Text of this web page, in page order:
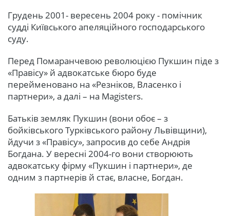
Грудень 2001- вересень 2004 року - помічник
судді Київського апеляційного господарського
суду.
Перед Помаранчевою революцією Пукшин піде з
«Правісу» й адвокатське бюро буде
перейменовано на «Резніков, Власенко і
партнери», а далі – на Magisters.
Батьків земляк Пукшин (вони обоє – з
бойківського Турківського району Львівщини),
йдучи з «Правісу», запросив до себе Андрія
Богдана. У вересні 2004-го вони створюють
адвокатську фірму «Пукшин і партнери», де
одним з партнерів й стає, власне, Богдан.